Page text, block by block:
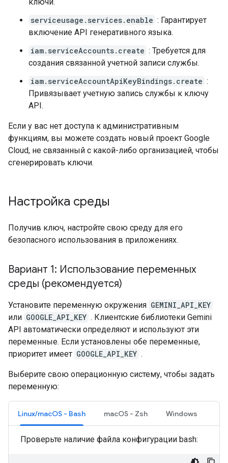
serviceusage.services.enable : Гарантирует
включение API генеративного языка.
iam.serviceAccounts.create : Требуется для
создания связанной учетной записи службы.
iam.serviceAccountApiKeyBindings.create :
Привязывает учетную запись службы к ключу
API.
Если у вас нет доступа к административным
функциям, вы можете создать новый проект Google
Cloud, не связанный с какой-либо организацией, чтобы
сгенерировать ключи.
Настройка среды
Получив ключ, настройте свою среду для его
безопасного использования в приложениях.
Вариант 1: Использование переменных
среды (рекомендуется)
Установите переменную окружения GEMINI_API_KEY
или GOOGLE_API_KEY . Клиентские библиотеки Gemini
API автоматически определяют и используют эти
переменные. Если установлены обе переменные,
приоритет имеет GOOGLE_API_KEY .
Выберите свою операционную систему, чтобы задать
переменную:
Linux/macOS - Bash macOS - Zsh Windows
Проверьте наличие файла конфигурации bash: